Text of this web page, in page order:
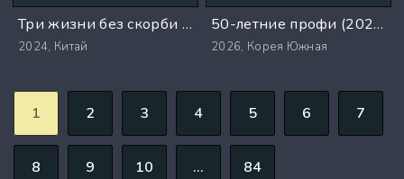
Три жизни без скорби (2024)
2024, Китай
50-летние профи (2026)
2026, Корея Южная
1 2 3 4 5 6 7
8 9 10 ... 84